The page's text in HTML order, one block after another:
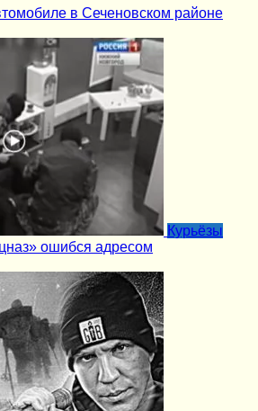
в Сеченовском районе
Курьёзы
ошибся адресом